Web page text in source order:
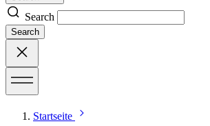
Search
Search
Startseite